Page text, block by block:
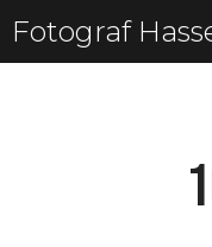
Fotograf